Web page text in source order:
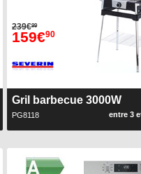
239€99
159€90
Gril barbecue 3000W
PG8118 entre 3